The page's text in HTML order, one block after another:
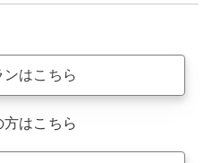
ンはこちら
方はこちら